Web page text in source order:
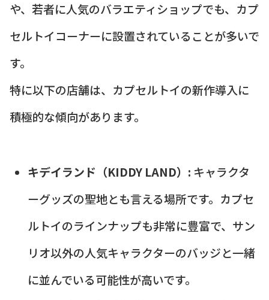
や、若者に人気のバラエティショップでも、カプ
セルトイコーナーに設置されていることが多いで
す。
特に以下の店舗は、カプセルトイの新作導入に
積極的な傾向があります。
キデイランド（KIDDY LAND）: キャラクタ
ーグッズの聖地とも言える場所です。カプセ
ルトイのラインナップも非常に豊富で、サン
リオ以外の人気キャラクターのバッジと一緒
に並んでいる可能性が高いです。